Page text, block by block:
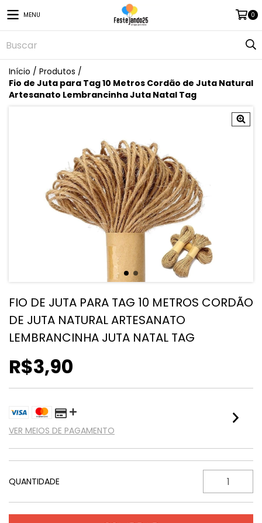
MENU 0
Início / Produtos /
Fio de Juta para Tag 10 Metros Cordão de Juta Natural
Artesanato Lembrancinha Juta Natal Tag
FIO DE JUTA PARA TAG 10 METROS CORDÃO
DE JUTA NATURAL ARTESANATO
LEMBRANCINHA JUTA NATAL TAG
R$3,90
VER MEIOS DE PAGAMENTO
QUANTIDADE